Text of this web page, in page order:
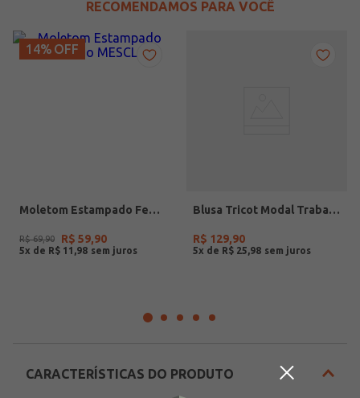
RECOMENDAMOS PARA VOCÊ
14% OFF
Moletom Estampado Feminino MESCLA
R$ 69,90 R$ 59,90
5x de R$ 11 98
Blusa Tricot Modal Trabalhado Plus Size Feminina MARINHO
R$ 129,90
5x de R$ 25 98
CARACTERÍSTICAS DO PRODUTO